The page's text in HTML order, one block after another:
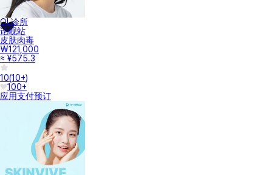
OL诊所
论岘站
皮肤肉毒
₩121,000
≈ ¥575.3
10(10+)
100+
应用支付预订